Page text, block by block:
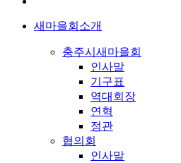
새마을회소개
충주시새마을회
인사말
기구표
역대회장
연혁
정관
협의회
인사말